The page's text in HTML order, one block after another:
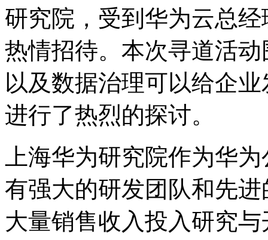
研究院，受到华为云总
热情招待。本次寻道活
以及数据治理可以给企
进行了热烈的探讨。
上海华为研究院作为华
有强大的研发团队和先
大量销售收入投入研究